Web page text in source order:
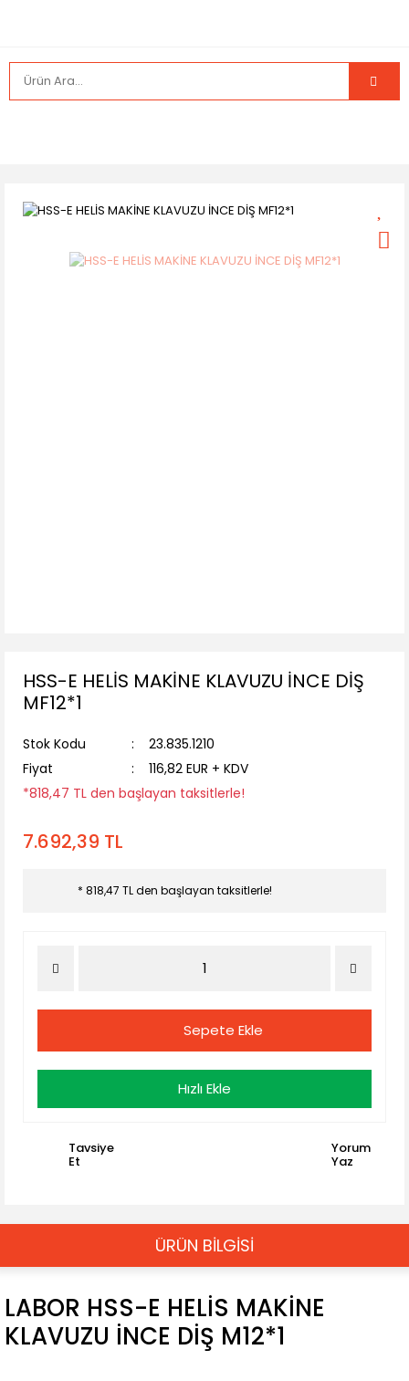
HSS-E HELİS MAKİNE KLAVUZU İNCE DİŞ
MF12*1
Stok Kodu
23.835.1210
Fiyat
116,82 EUR + KDV
*818,47 TL den başlayan taksitlerle!
7.692,39 TL
* 818,47 TL den başlayan taksitlerle!
Sepete Ekle
Hızlı Ekle
Tavsiye
Et
Yorum
Yaz
ÜRÜN BİLGİSİ
LABOR HSS-E HELİS MAKİNE
KLAVUZU İNCE DİŞ M12*1